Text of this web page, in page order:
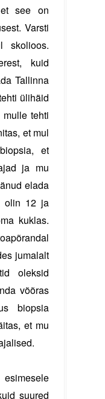
see on
Varsti
skolioos.
kuid
Tallinna
ülihäid
tehti
et mul
et
ja mu
elada
olin 12 ja
kuklas.
jumalalt
oleksid
võõras
biopsia
et mu
suured